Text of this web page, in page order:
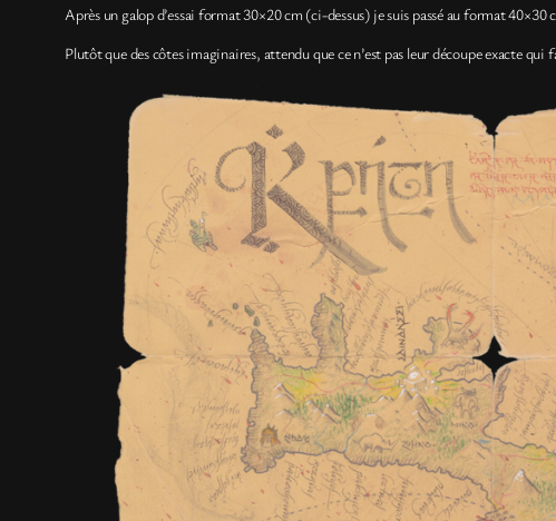
Après un galop d’essai format 30×20 cm (ci-dessus) je suis passé au format 40×30
Plutôt que des côtes imaginaires, attendu que ce n’est pas leur découpe exacte